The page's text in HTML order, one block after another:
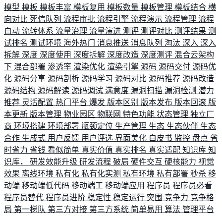
模型 模板 模板丰富 模板复用 模板数量 模板管理 模板结合 横
向对比 死信队列 流程审批 流程引擎 流程演示 流程管理 流程
自动 流转体系 流量治理 流量演进 测评 测评对比 测评结果 测
试排名 测试环境 海外热门 消息推送 消息队列 淘汰 深入 深入
拆解 深度 深度使用 深度拆解 深度改造 深度测评 混合云架构
下 混合部署 渗透率 渲染优化 渲染引擎 源码 源码交付 源码优
化 源码分享 源码剖析 源码学习 源码对比 源码推荐 源码改造
源码结构 源码解读 源码调试 满意度 漏洞扫描 漏洞检测 潜力
推荐 灵活配置 热门平台 爆发 版本区别 版本发布 版本回滚 版
本更新 版本管理 物业园区 物联网 特色功能 状态管理 独立厂
商 环境搭建 环境部署 瓶颈定位 生产管理 生态 生态伙伴 生态
合作 生成式 用户反馈 用户评选 界面美化 白皮书 监控 盘点 省
时省力 省钱 看似简单 真实价值 真实排名 真实适配 知识库 知
识库， 研发效能升级 研发流程 破局 硬件交互 硬核能力 视觉
效果 离线环境 私有化 私有化实测 私有环境 私有部署 秒杀 移
动端 移动端低代码 移动端工 移动端应用 程序员 程序员必看
程序员替代 程序员进阶 稳定性 稳定运行 突围 竞争力 竞争格
局 第一梯队 第三方对接 第三方系统 简单易用 算法 管理平台